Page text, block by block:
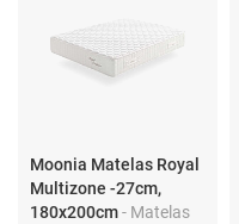
Moonia Matelas Royal
Multizone -27cm,
180x200cm- Matelas